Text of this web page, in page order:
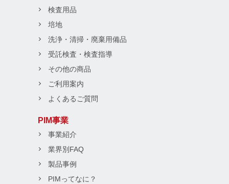
検査用品
培地
洗浄・清掃・廃棄用備品
受託検査・検査指導
その他の商品
ご利用案内
よくあるご質問
PIM事業
事業紹介
業界別FAQ
製品事例
PIMってなに？